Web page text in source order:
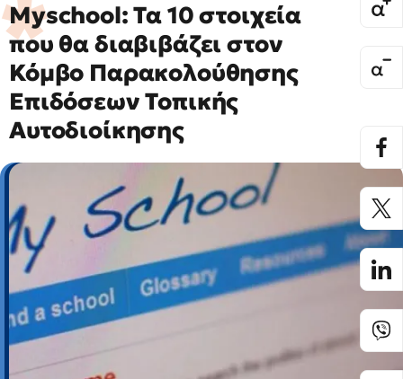
Myschool: Τα 10 στοιχεία
που θα διαβιβάζει στον
Κόμβο Παρακολούθησης
Επιδόσεων Τοπικής
Αυτοδιοίκησης